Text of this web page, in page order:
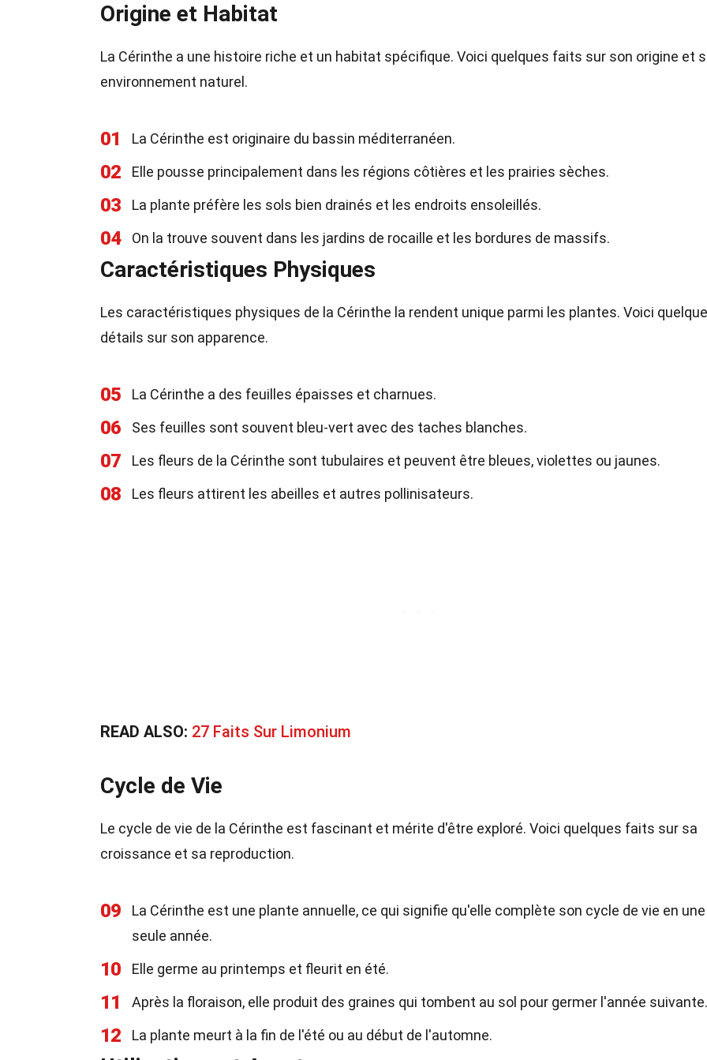
Origine et Habitat
La Cérinthe a une histoire riche et un habitat spécifique. Voici quelques faits sur son origine et
environnement naturel.
01 La Cérinthe est originaire du bassin méditerranéen.
02 Elle pousse principalement dans les régions côtières et les prairies sèches.
03 La plante préfère les sols bien drainés et les endroits ensoleillés.
04 On la trouve souvent dans les jardins de rocaille et les bordures de massifs.
Caractéristiques Physiques
Les caractéristiques physiques de la Cérinthe la rendent unique parmi les plantes. Voici
détails sur son apparence.
05 La Cérinthe a des feuilles épaisses et charnues.
06 Ses feuilles sont souvent bleu-vert avec des taches blanches.
07 Les fleurs de la Cérinthe sont tubulaires et peuvent être bleues, violettes ou jaunes.
08 Les fleurs attirent les abeilles et autres pollinisateurs.
READ ALSO: 27 Faits Sur Limonium
Cycle de Vie
Le cycle de vie de la Cérinthe est fascinant et mérite d'être exploré. Voici quelques faits sur sa
croissance et sa reproduction.
09
La Cérinthe est une plante annuelle, ce qui signifie qu'elle complète son cycle de vie en une
seule année.
10 Elle germe au printemps et fleurit en été.
11 Après la floraison, elle produit des graines qui tombent au sol pour germer l'année suivante.
12 La plante meurt à la fin de l'été ou au début de l'automne.